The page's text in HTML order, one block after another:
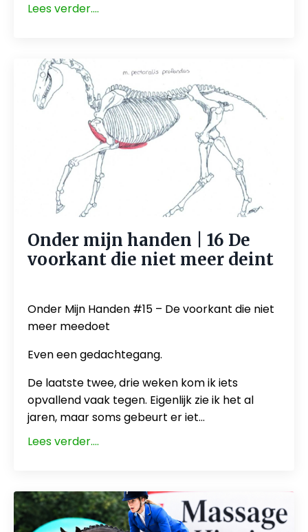
Lees verder....
Onder mijn handen | 16 De
voorkant die niet meer deint
Onder Mijn Handen #15 – De voorkant die niet
meer meedoet
Even een gedachtegang.
De laatste twee, drie weken kom ik iets
opvallend vaak tegen. Eigenlijk zie ik het al
jaren, maar soms gebeurt er iet...
Lees verder....